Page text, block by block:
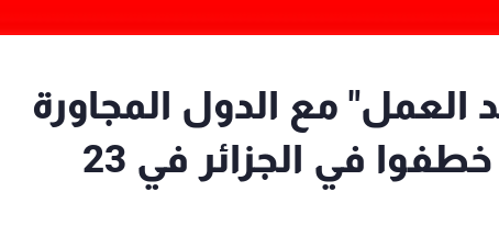
العمل" مع الدول المجاورة
للافراج عن ثلاثة اوروبيين خطفوا في الجزائر في 23